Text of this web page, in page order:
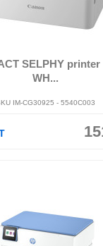
SELPHY printer
WH...
IM-CG30925 - 5540C003